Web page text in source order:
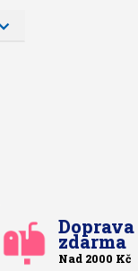
Doprava
zdarma
Nad 2000 Kč